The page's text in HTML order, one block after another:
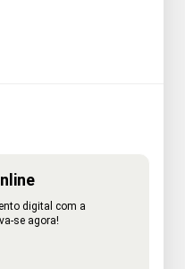
digital com a
se agora!